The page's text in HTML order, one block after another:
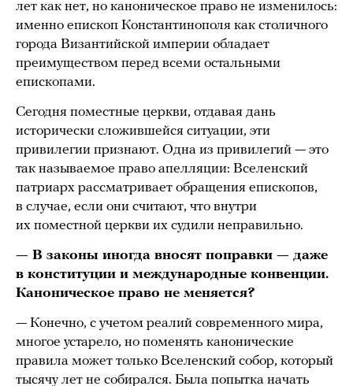
лет как нет, но каноническое право не изменилось:
именно епископ Константинополя как столичного
города Византийской империи обладает
преимуществом перед всеми остальными
епископами.
Сегодня поместные церкви, отдавая дань
исторически сложившейся ситуации, эти
привилегии признают. Одна из привилегий — это
так называемое право апелляции: Вселенский
патриарх рассматривает обращения епископов,
в случае, если они считают, что внутри
их поместной церкви их судили неправильно.
— В законы иногда вносят поправки — даже
в конституции и международные конвенции.
Каноническое право не меняется?
— Конечно, с учетом реалий современного мира,
многое устарело, но поменять канонические
правила может только Вселенский собор, который
тысячу лет не собирался. Была попытка начать